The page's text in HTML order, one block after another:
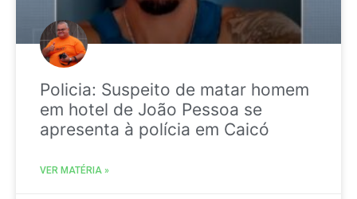
Policia: Suspeito de matar homem
em hotel de João Pessoa se
apresenta à polícia em Caicó
VER MATÉRIA »